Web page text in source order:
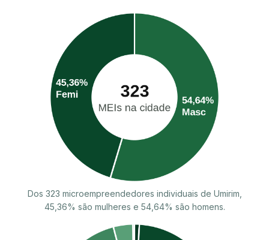
Dos 323 microempreendedores individuais de Umirim,
45,36% são mulheres e 54,64% são homens.